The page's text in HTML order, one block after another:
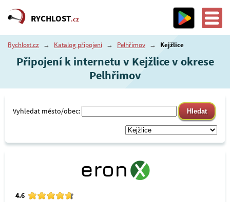
RYCHLOST.cz
Rychlost.cz → Katalog připojení → Pelhřimov → Kejžlice
Připojení k internetu v Kejžlice v okrese
Pelhřimov
Vyhledat město/obec:
4.6